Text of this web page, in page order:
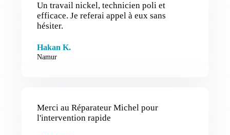
Un travail nickel, technicien poli et
efficace. Je referai appel à eux sans
hésiter.
Hakan K.
Namur
Merci au Réparateur Michel pour
l'intervention rapide